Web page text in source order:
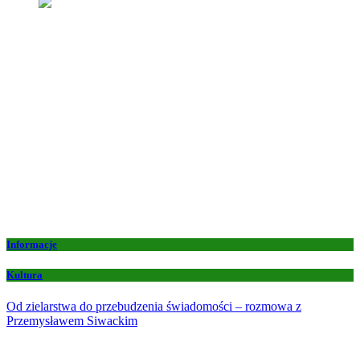
Informacje
Kultura
Od zielarstwa do przebudzenia świadomości – rozmowa z
Przemysławem Siwackim